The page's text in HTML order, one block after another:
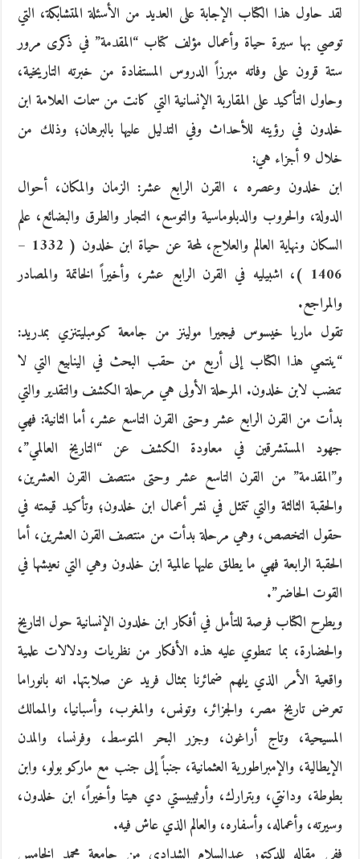
لقد حاول هذا الكتاب الإجابة على العديد من الأسئلة المتشابكة، التي
توصي بها سيرة حياة وأعمال مؤلف كتاب “المقدمة” في ذكرى مرور
ستة قرون على وفاته مبرزاً الدروس المستفادة من خبرته التاريخية،
وحاول التأكيد على المقاربة الإنسانية التي كانت من سمات العلامة ابن
خلدون في رؤيته للأحداث وفي التدليل عليها بالبرهان؛ وذلك من
خلال 9 أجزاء هي:
ابن خلدون وعصره ، القرن الرابع عشر: الزمان والمكان، أحوال
الدولة، والحروب والدبلوماسية والتوسع، التجار والطرق والبضائع، علم
السكان ونهاية العالم والعلاج، لمحة عن حياة ابن خلدون ( 1332 –
1406 )، اشبيليه في القرن الرابع عشر، وأخيراً الخاتمة والمصادر
والمراجع.
تقول ماريا خيسوس فيجيرا مولينز من جامعة كومبليتنزي بمدريد:
“ينتمي هذا الكتاب إلى أربع من حقب البحث في الينابيع التي لا
تنضب لابن خلدون. المرحلة الأولى هي مرحلة الكشف والتقدير والتي
بدأت من القرن الرابع عشر وحتى القرن التاسع عشر، أما الثانية: فهي
جهود المستشرقين في معاودة الكشف عن “التاريخ العالمي”،
و”المقدمة” من القرن التاسع عشر وحتى منتصف القرن العشرين،
والحقبة الثالثة والتي تتمثل في نشر أعمال ابن خلدون؛ وتأكيد قيمته في
حقول التخصص، وهي مرحلة بدأت من منتصف القرن العشرين، أما
الحقبة الرابعة فهي ما يطلق عليها عالمية ابن خلدون وهي التي نعيشها في
القوت الحاضر”.
ويطرح الكتاب فرصة للتأمل في أفكار ابن خلدون الإنسانية حول التاريخ
والحضارة، بما تنطوي عليه هذه الأفكار من نظريات ودلالات علمية
واقعية الأمر الذي يلهم ضمائرنا بمثال فريد عن صلابتها. انه بانوراما
تعرض تاريخ مصر، والجزائر، وتونس، والمغرب، وأسبانيا، والممالك
المسيحية، وتاج أراغون، وجزر البحر المتوسط، وفرنسا، والمدن
الإيطالية، والإمبراطورية العثمانية، جنباً إلى جنب مع ماركو بولو، وابن
بطوطة، ودانتي، وبترارك، وأرثيبيستي دي هيتا وأخيراً، ابن خلدون،
وسيرته، وأعماله، وأسفاره، والعالم الذي عاش فيه.